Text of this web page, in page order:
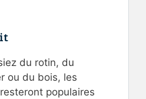
du rotin, du
ou du bois, les
populaires